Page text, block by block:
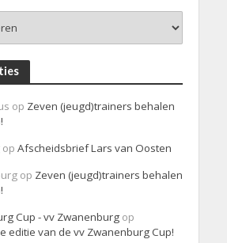
op Zeven (jeugd)trainers behalen
op Afscheidsbrief Lars van Oosten
op Zeven (jeugd)trainers behalen
Cup - vv Zwanenburgop
editie van de vv Zwanenburg Cup!